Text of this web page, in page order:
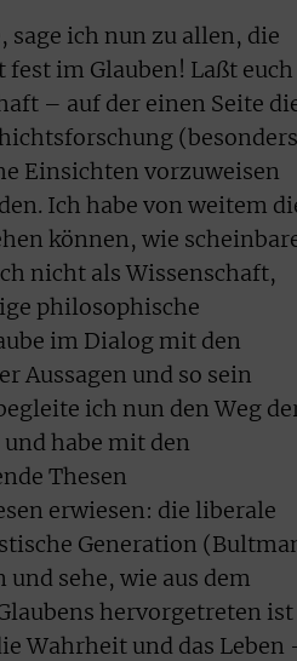
sage ich nun zu allen, die
im Glauben! Laßt euch
– auf der einen Seite
(besonders
Einsichten vorzuweisen
Ich habe von weitem
können, wie
nicht als Wissenschaft,
philosophische
im Dialog mit den
Aussagen und so sein
ich nun den Weg
habe mit den
Thesen
erwiesen: die liberale
Generation
sehe, wie aus dem
hervorgetreten ist
Wahrheit und das Leben